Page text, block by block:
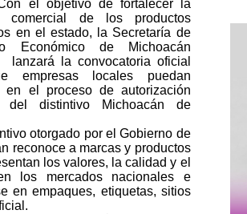
el objetivo de fortalecer la
comercial de los productos
en el estado, la Secretaría de
Económico de Michoacán
lanzará la convocatoria oficial
empresas locales puedan
en el proceso de autorización
distintivo Michoacán de
otorgado por el Gobierno de
reconoce a marcas y productos
los valores, la calidad y el
los mercados nacionales e
en empaques, etiquetas, sitios